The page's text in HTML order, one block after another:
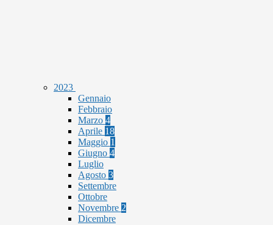
2023
Gennaio
Febbraio
Marzo 4
Aprile 18
Maggio 1
Giugno 4
Luglio
Agosto 3
Settembre
Ottobre
Novembre 2
Dicembre